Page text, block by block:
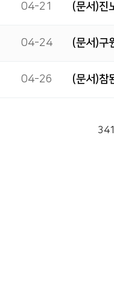
04-21 (문서)진
04-24 (문서)구
04-26 (문서)참